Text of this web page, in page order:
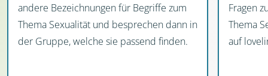
andere Bezeichnungen für Begriffe zum
Thema Sexualität und besprechen dann in
der Gruppe, welche sie passend finden.
Fragen
Thema
auf